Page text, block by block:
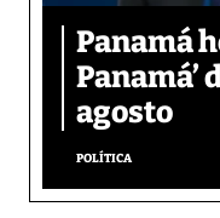
Panamá
Panamá’
agosto
POLÍTICA